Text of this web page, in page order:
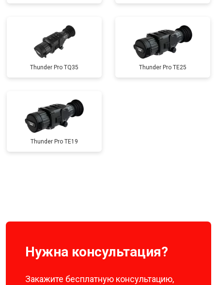
Thunder Pro TQ35 Thunder Pro TE25
Thunder Pro TE19
Нужна консультация?
Закажите бесплатную консультацию,